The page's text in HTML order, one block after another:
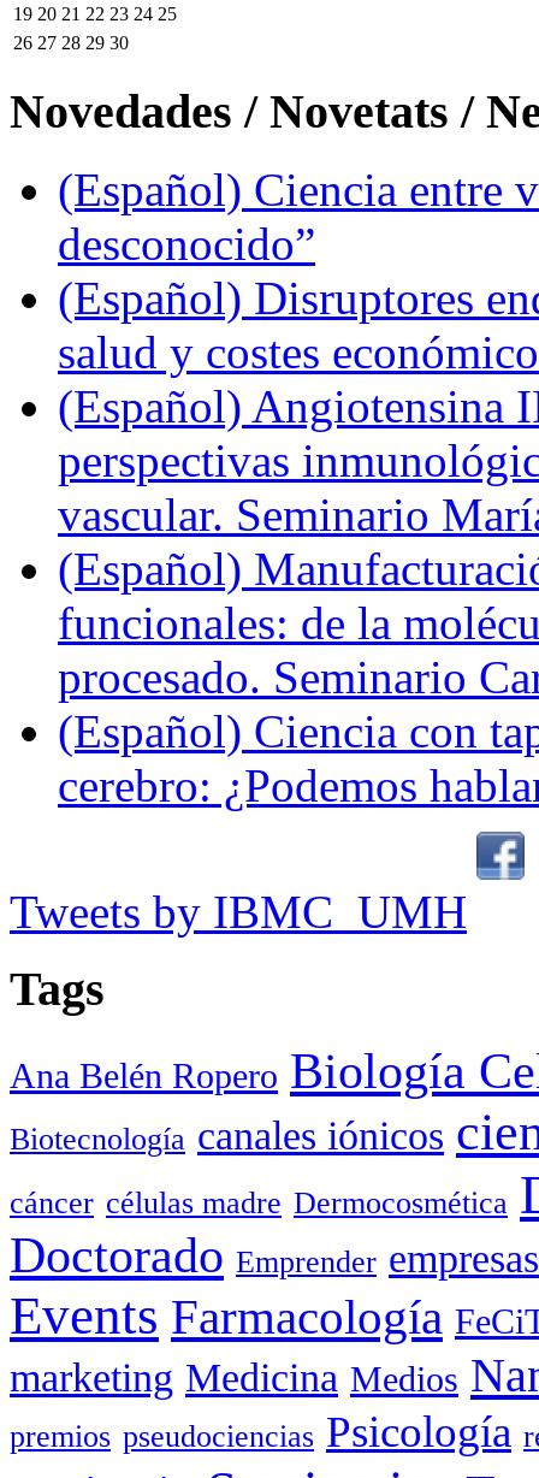
19 20 21 22 23 24 25
26 27 28 29 30
Novedades / Novetats /
(Español) Ciencia entre
desconocido”
(Español) Disruptores
salud y costes
(Español) Angiotensina
perspectivas
vascular. Seminario
(Español)
funcionales: de la
procesado. Seminario
(Español) Ciencia con
cerebro: ¿Podemos
Tweets by IBMC_UMH
Tags
Ana Belén Ropero Biología
Biotecnología canales iónicos
cáncer células madre Dermocosmética
Doctorado Emprender empresas
Events Farmacología
marketing Medicina Medios
premios pseudociencias Psicología